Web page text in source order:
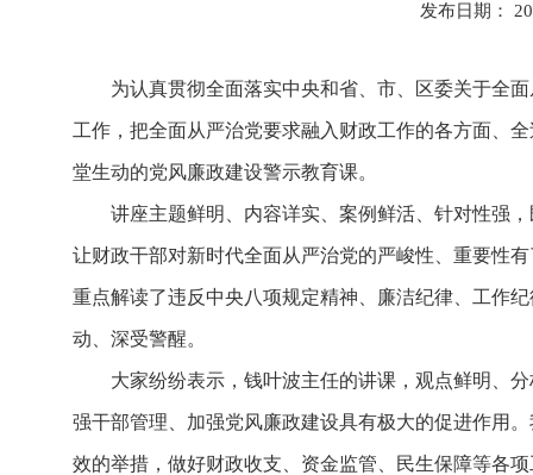
发布日期：
为认真贯彻全面落实中央和省、市、区委关于全
工作，把全面从严治党要求融入财政工作的各方面、
堂生动的党风廉政建设警示教育课。
讲座主题鲜明、内容详实、案例鲜活、针对性强
让财政干部对新时代全面从严治党的严峻性、重要性
重点解读了违反中央八项规定精神、廉洁纪律、工作
动、深受警醒。
大家纷纷表示， 钱叶波主任的讲课，观点鲜明、
强干部管理、加强党风廉政建设具有极大的促进作用
效的举措，做好财政收支、资金监管、民生保障等各